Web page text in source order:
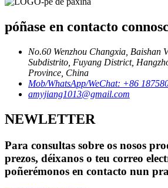
póñase en contacto
No.60 Wenzhou Changxia, Baishan
Subdistrito, Fuyang District,
Province, China
Mob/WhatsApp/WeChat: +86
amyjiang1013@gmail.com
NEWLETTER
Para consultas sobre os nosos
prezos, déixanos o teu correo
poñerémonos en contacto nun